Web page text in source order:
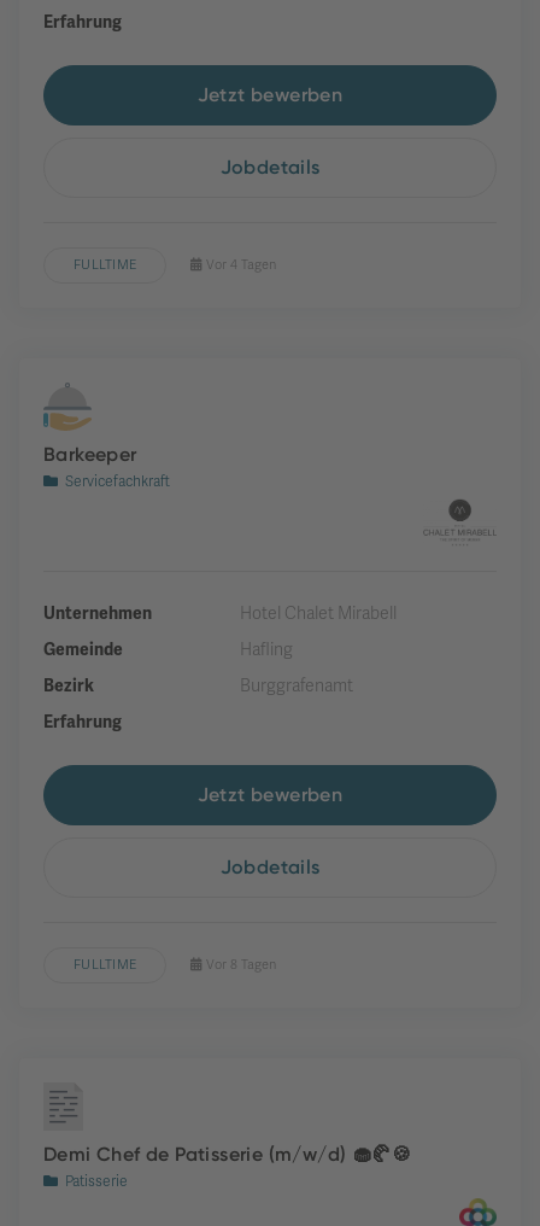
Erfahrung
Jetzt bewerben
Jobdetails
FULLTIME Vor 4 Tagen
Barkeeper
Servicefachkraft
Unternehmen
Hotel Chalet Mirabell
Gemeinde
Hafling
Bezirk
Burggrafenamt
Erfahrung
Jetzt bewerben
Jobdetails
FULLTIME Vor 8 Tagen
Demi Chef de Patisserie (m/w/d) 🧁🥐🍪
Patisserie